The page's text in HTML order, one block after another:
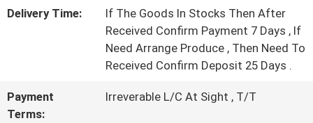
SOÁT
Delivery Time:
If The Goods In Stocks Then After
Received Confirm Payment 7 Days , If
Need Arrange Produce , Then Need To
Received Confirm Deposit 25 Days .
Payment
Terms:
Irreverable L/C At Sight , T/T